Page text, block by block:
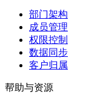
部门架构
成员管理
权限控制
数据同步
客户归属
帮助与资源